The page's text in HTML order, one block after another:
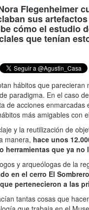
Flegenheimer
sus
cómo el estudio
que tenían
hábitos que
paradigma. En el caso
de acciones
más amigables con
y la reutilización de
manera, hace unos
herramientas que ya
y arqueólogas de la
en el cerro El
que pertenecieron a las
tantas cosas que